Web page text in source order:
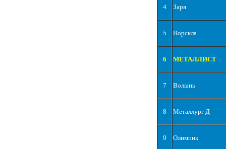
4 Заря
5 Ворскла
6 МЕТАЛЛИСТ
7 Волынь
8 Металлург Д
9 Олимпик